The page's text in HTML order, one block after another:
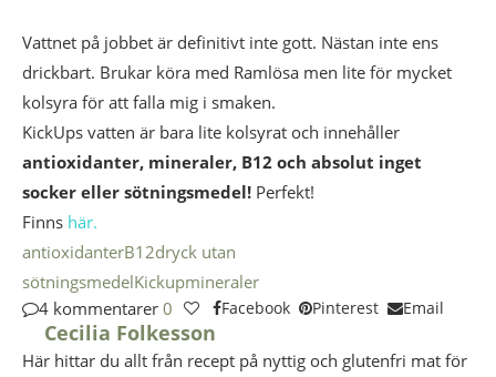
Vattnet på jobbet är definitivt inte gott. Nästan inte ens
drickbart. Brukar köra med Ramlösa men lite för mycket
kolsyra för att falla mig i smaken.
KickUps vatten är bara lite kolsyrat och innehåller
antioxidanter, mineraler, B12 och absolut inget
socker eller sötningsmedel! Perfekt!
Finns här.
antioxidanterB12dryck utan
sötningsmedelKickupmineraler
4 kommentarer 0 Facebook Pinterest Email
Cecilia Folkesson
Här hittar du allt från recept på nyttig och glutenfri mat för